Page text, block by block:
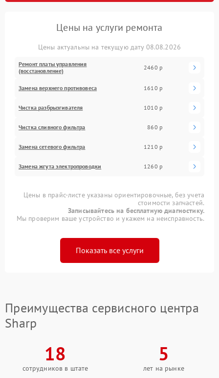
Цены на услуги ремонта
Цены актуальны на текущую дату 08.08.2026
Ремонт платы управления
(восстановление)
2460 р
Замена верхнего противовеса 1610 р
Чистка разбрызгивателя 1010 р
Чистка сливного фильтра 860 р
Замена сетевого фильтра 1210 р
Замена жгута электропроводки 1260 р
Цены в прайс-листе указаны ориентировочные, без учета
стоимости запчастей.
Записывайтесь на бесплатную диагностику.
Мы проверим ваше устройство и укажем на неисправность.
Показать все услуги
Преимущества сервисного центра
Sharp
18
сотрудников в штате
5
лет на рынке